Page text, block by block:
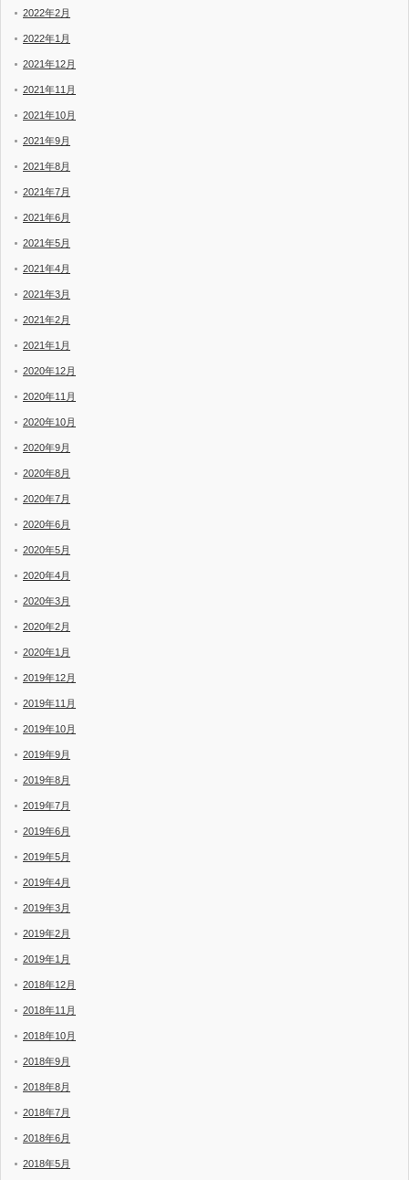
2022年2月
2022年1月
2021年12月
2021年11月
2021年10月
2021年9月
2021年8月
2021年7月
2021年6月
2021年5月
2021年4月
2021年3月
2021年2月
2021年1月
2020年12月
2020年11月
2020年10月
2020年9月
2020年8月
2020年7月
2020年6月
2020年5月
2020年4月
2020年3月
2020年2月
2020年1月
2019年12月
2019年11月
2019年10月
2019年9月
2019年8月
2019年7月
2019年6月
2019年5月
2019年4月
2019年3月
2019年2月
2019年1月
2018年12月
2018年11月
2018年10月
2018年9月
2018年8月
2018年7月
2018年6月
2018年5月